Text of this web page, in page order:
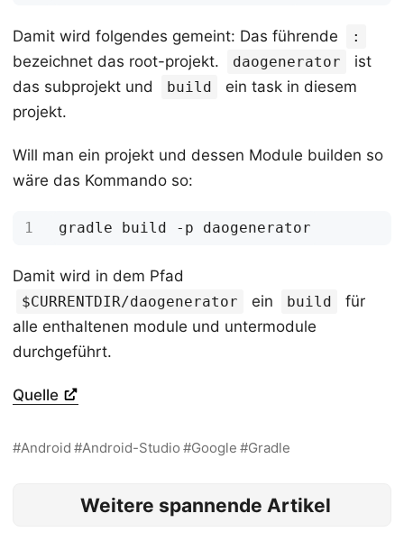
Damit wird folgendes gemeint: Das führende :
bezeichnet das root-projekt. daogenerator
ist
das subprojekt und
build
ein task in diesem
projekt.
Will man ein projekt und dessen Module builden so
wäre das Kommando so:
Damit wird in dem Pfad
$CURRENTDIR/daogenerator ein build
für
alle enthaltenen module und untermodule
durchgeführt.
Quelle
Android Android-Studio Google Gradle
Weitere spannende Artikel